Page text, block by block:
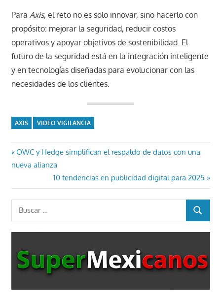
Para Axis, el reto no es solo innovar, sino hacerlo con
propósito: mejorar la seguridad, reducir costos
operativos y apoyar objetivos de sostenibilidad. El
futuro de la seguridad está en la integración inteligente
y en tecnologías diseñadas para evolucionar con las
necesidades de los clientes.
AXIS VIDEO VIGILANCIA
Navegación
entradas
Entrada
anterior:
OWC y Hedge simplifican el respaldo de datos con una
nueva alianza
Entrada
siguiente:
10 tendencias en publicidad digital para 2025
Buscar:
BUSCAR